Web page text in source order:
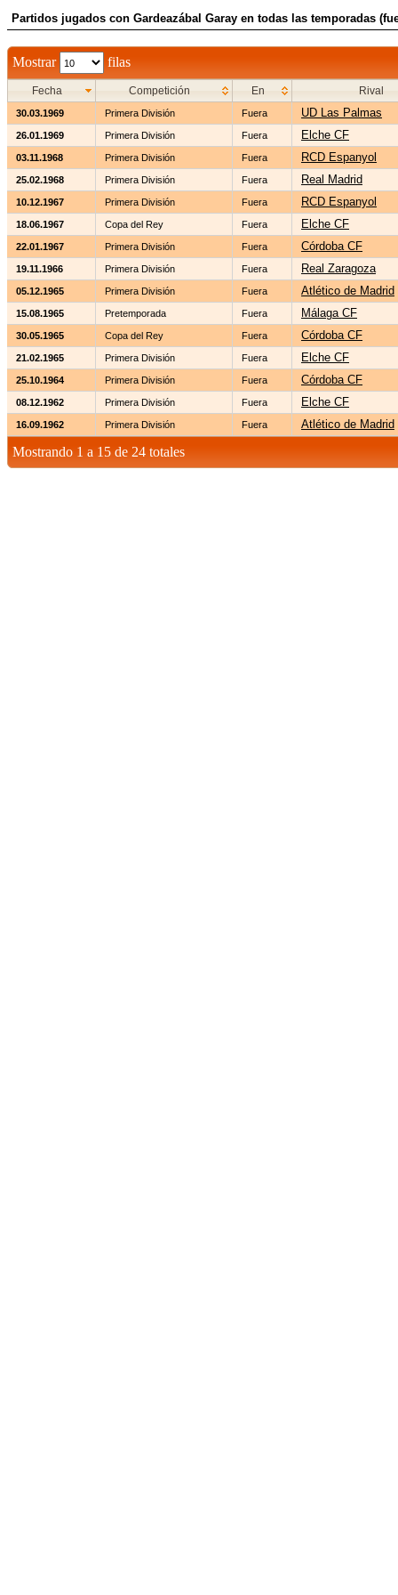
Partidos jugados con Gardeazábal Garay en todas las temporadas
Mostrar filas
Fecha Competición En Rival
30.03.1969 Primera División Fuera UD Las Palmas
26.01.1969 Primera División Fuera Elche CF
03.11.1968 Primera División Fuera RCD Espanyol
25.02.1968 Primera División Fuera Real Madrid
10.12.1967 Primera División Fuera RCD Espanyol
18.06.1967 Copa del Rey Fuera Elche CF
22.01.1967 Primera División Fuera Córdoba CF
19.11.1966 Primera División Fuera Real Zaragoza
05.12.1965 Primera División Fuera Atlético de Madrid
15.08.1965 Pretemporada Fuera Málaga CF
30.05.1965 Copa del Rey Fuera Córdoba CF
21.02.1965 Primera División Fuera Elche CF
25.10.1964 Primera División Fuera Córdoba CF
08.12.1962 Primera División Fuera Elche CF
16.09.1962 Primera División Fuera Atlético de Madrid
Mostrando 1 a 15 de 24 totales